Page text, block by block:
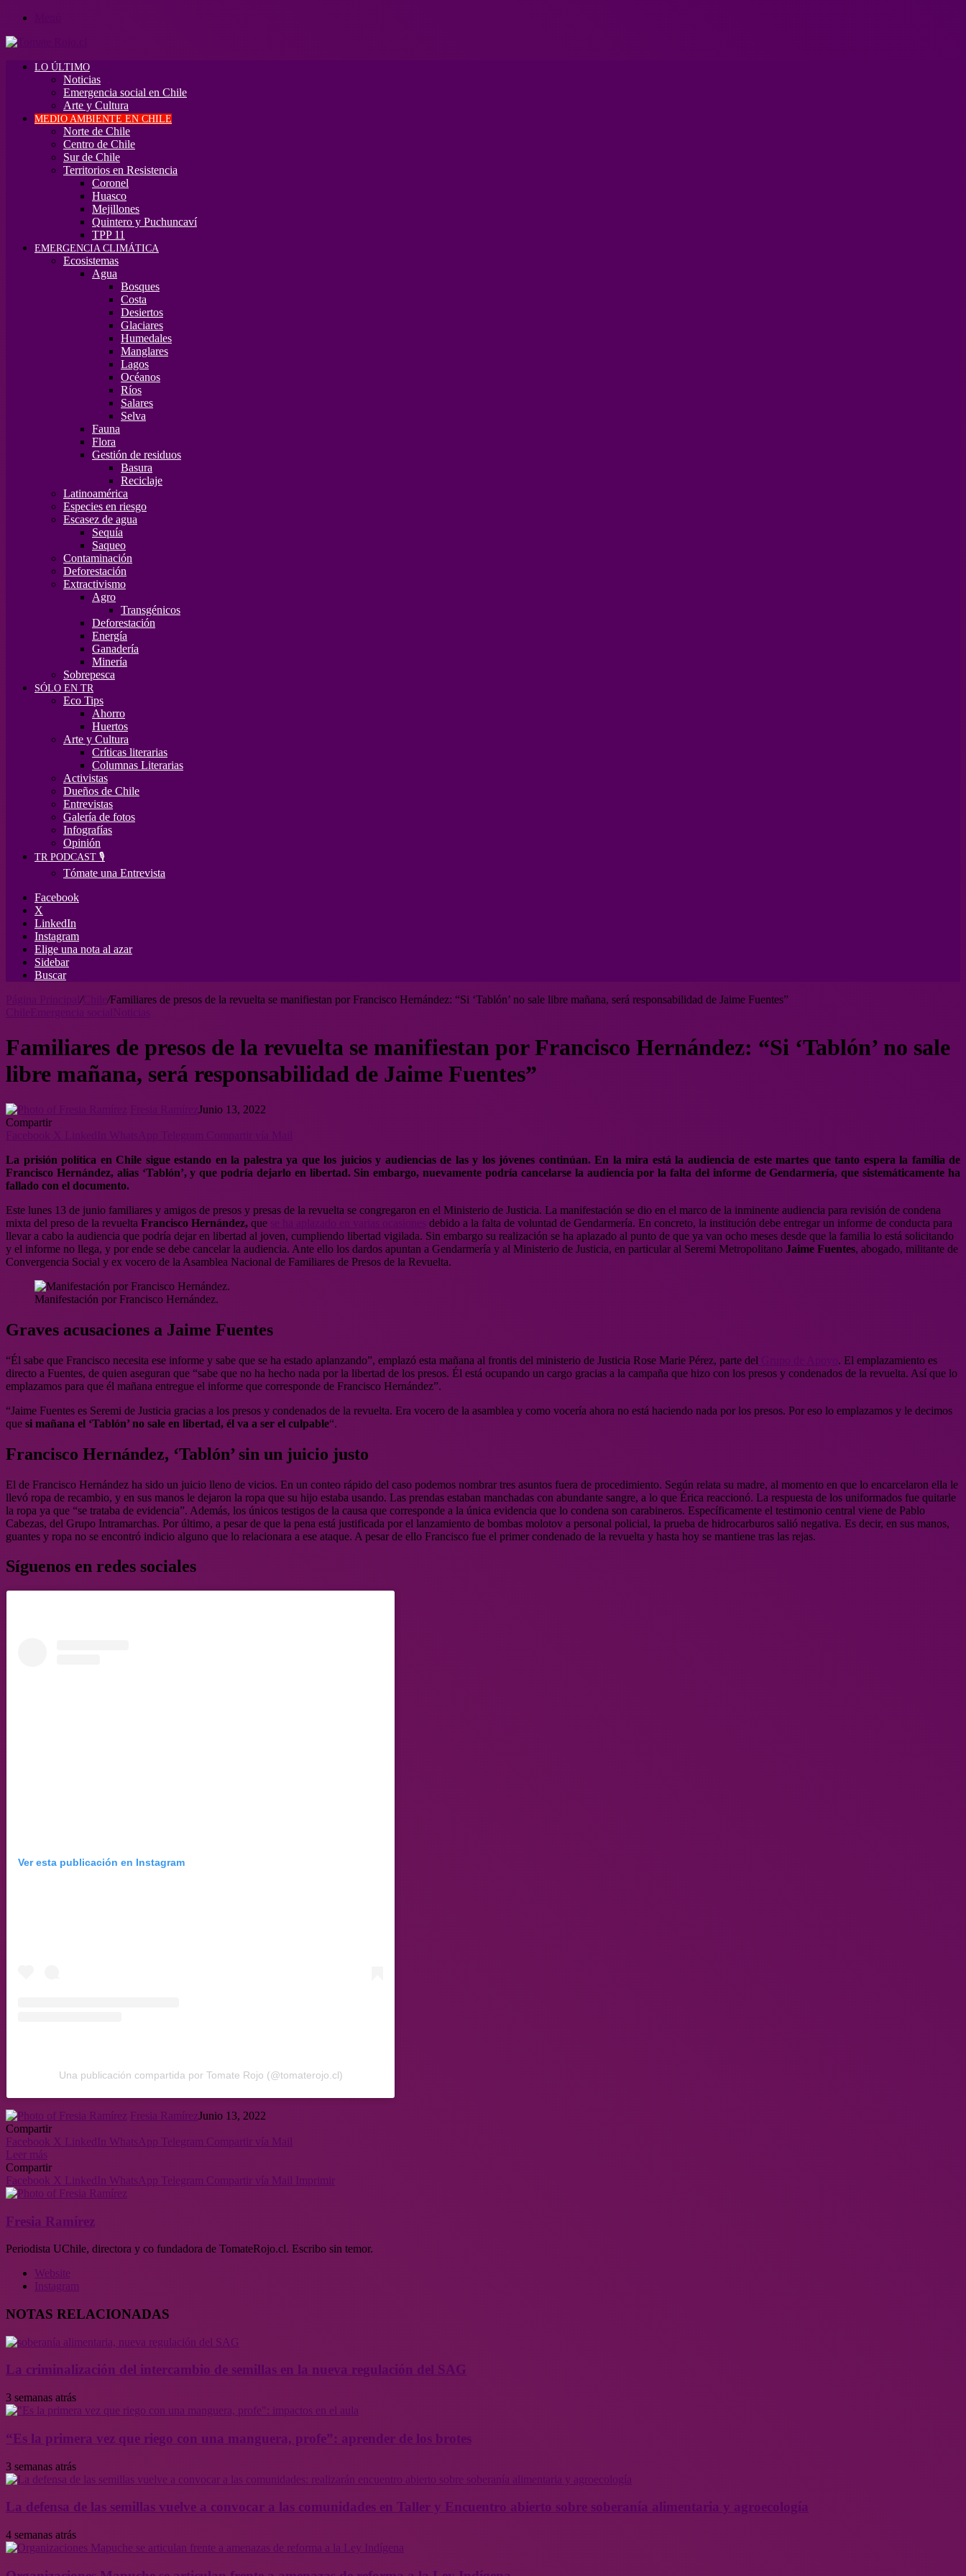
LO ÚLTIMO
Noticias
Emergencia social en Chile
Arte y Cultura
MEDIO AMBIENTE EN CHILE
Norte de Chile
Centro de Chile
Sur de Chile
Territorios en Resistencia
Coronel
Huasco
Mejillones
Quintero y Puchuncaví
TPP 11
EMERGENCIA CLIMÁTICA
Ecosistemas
Agua
Bosques
Costa
Desiertos
Glaciares
Humedales
Manglares
Lagos
Océanos
Ríos
Salares
Selva
Fauna
Flora
Gestión de residuos
Basura
Reciclaje
Latinoamérica
Especies en riesgo
Escasez de agua
Sequía
Saqueo
Contaminación
Deforestación
Extractivismo
Agro
Transgénicos
Deforestación
Energía
Ganadería
Minería
Sobrepesca
SÓLO EN TR
Eco Tips
Ahorro
Huertos
Arte y Cultura
Críticas literarias
Columnas Literarias
Activistas
Dueños de Chile
Entrevistas
Galería de fotos
Infografías
Opinión
TR PODCAST 🎙️
Tómate una Entrevista
Facebook
X
LinkedIn
Instagram
Elige una nota al azar
Sidebar
Buscar
/Chile /Familiares de presos de la revuelta se manifiestan por Francisco Hernández: “Si ‘Tablón’ no sale libre mañana, será responsabilidad de Jaime Fuentes”
Familiares de presos de la revuelta se manifiestan por Francisco Hernández: “Si ‘Tablón’ no sale
libre mañana, será responsabilidad de Jaime Fuentes”
Junio 13, 2022
Compartir
La prisión política en Chile sigue estando en la palestra ya que los juicios y audiencias de las y los jóvenes continúan. En la mira está la audiencia de este martes que tanto espera la familia de
Francisco Hernández, alias ‘Tablón’, y que podría dejarlo en libertad. Sin embargo, nuevamente podría cancelarse la audiencia por la falta del informe de Gendarmería, que sistemáticamente ha
fallado con el documento.
Este lunes 13 de junio familiares y amigos de presos y presas de la revuelta se congregaron en el Ministerio de Justicia. La manifestación se dio en el marco de la inminente audiencia para revisión de condena
mixta del preso de la revuelta Francisco Hernández, que
debido a la falta de voluntad de Gendarmería. En concreto, la institución debe entregar un informe de conducta para
llevar a cabo la audiencia que podría dejar en libertad al joven, cumpliendo libertad vigilada. Sin embargo su realización se ha aplazado al punto de que ya van ocho meses desde que la familia lo está solicitando
y el informe no llega, y por ende se debe cancelar la audiencia. Ante ello los dardos apuntan a Gendarmería y al Ministerio de Justicia, en particular al Seremi Metropolitano Jaime Fuentes, abogado, militante de
Convergencia Social y ex vocero de la Asamblea Nacional de Familiares de Presos de la Revuelta.
Manifestación por Francisco Hernández.
Graves acusaciones a Jaime Fuentes
“Él sabe que Francisco necesita ese informe y sabe que se ha estado aplanzando”, emplazó esta mañana al frontis del ministerio de Justicia Rose Marie Pérez, parte del
. El emplazamiento es
directo a Fuentes, de quien aseguran que “sabe que no ha hecho nada por la libertad de los presos. Él está ocupando un cargo gracias a la campaña que hizo con los presos y condenados de la revuelta. Así que lo
emplazamos para que él mañana entregue el informe que corresponde de Francisco Hernández”.
“Jaime Fuentes es Seremi de Justicia gracias a los presos y condenados de la revuelta. Era vocero de la asamblea y como vocería ahora no está haciendo nada por los presos. Por eso lo emplazamos y le decimos
que si mañana el ‘Tablón’ no sale en libertad, él va a ser el culpable“.
Francisco Hernández, ‘Tablón’ sin un juicio justo
El de Francisco Hernández ha sido un juicio lleno de vicios. En un conteo rápido del caso podemos nombrar tres asuntos fuera de procedimiento. Según relata su madre, al momento en que lo encarcelaron ella le
llevó ropa de recambio, y en sus manos le dejaron la ropa que su hijo estaba usando. Las prendas estaban manchadas con abundante sangre, a lo que Érica reaccionó. La respuesta de los uniformados fue quitarle
la ropa ya que “se trataba de evidencia”. Además, los únicos testigos de la causa que corresponde a la única evidencia que lo condena son carabineros. Específicamente el testimonio central viene de Pablo
Cabezas, del Grupo Intramarchas. Por último, a pesar de que la pena está justificada por el lanzamiento de bombas molotov a personal policial, la prueba de hidrocarburos salió negativa. Es decir, en sus manos,
guantes y ropa no se encontró indicio alguno que lo relacionara a ese ataque. A pesar de ello Francisco fue el primer condenado de la revuelta y hasta hoy se mantiene tras las rejas.
Síguenos en redes sociales
Ver esta publicación en Instagram
Una publicación compartida por Tomate Rojo (@tomaterojo.cl)
Fresia RamírezJunio 13, 2022
Compartir
Facebook X LinkedIn WhatsApp Telegram Compartir vía Mail
Leer más
Compartir
Facebook X LinkedIn WhatsApp Telegram Compartir vía Mail Imprimir
Fresia Ramírez
Periodista UChile, directora y co fundadora de TomateRojo.cl. Escribo sin temor.
Website
Instagram
NOTAS RELACIONADAS
La criminalización del intercambio de semillas en la nueva regulación del SAG
3 semanas atrás
“Es la primera vez que riego con una manguera, profe”: aprender de los brotes
3 semanas atrás
La defensa de las semillas vuelve a convocar a las comunidades en Taller y Encuentro abierto sobre soberanía alimentaria y agroecología
4 semanas atrás